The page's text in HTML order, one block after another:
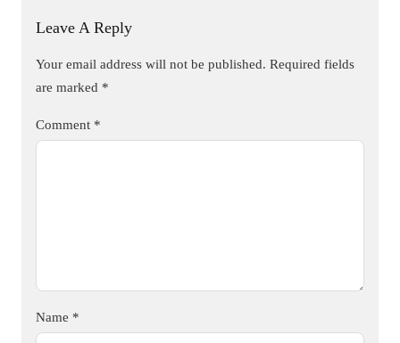
Leave A Reply
Your email address will not be published. Required fields
are marked *
Comment *
Name *